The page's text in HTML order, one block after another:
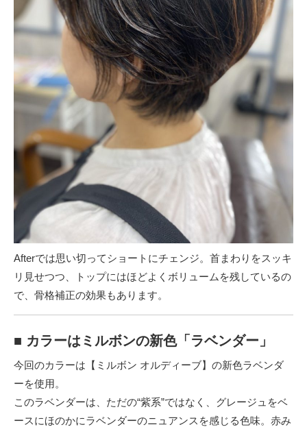
Afterでは思い切ってショートにチェンジ。首まわりをスッキ
リ見せつつ、トップにはほどよくボリュームを残しているの
で、骨格補正の効果もあります。
■ カラーはミルボンの新色「ラベンダー」
今回のカラーは【ミルボン オルディーブ】の新色ラベンダ
ーを使用。
このラベンダーは、ただの“紫系”ではなく、グレージュをベ
ースにほのかにラベンダーのニュアンスを感じる色味。赤み